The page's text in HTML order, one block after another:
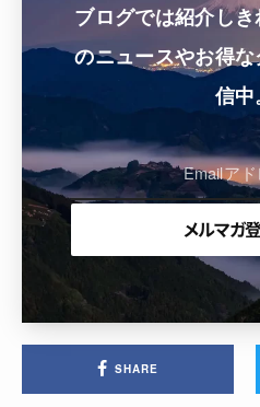
ブログでは紹介し
のニュースやお得
信中
SHARE